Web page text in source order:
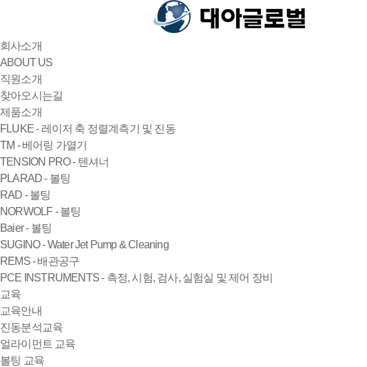
회사소개
ABOUT US
직원소개
찾아오시는길
제품소개
FLUKE - 레이저 축 정렬계측기 및 진동
TM - 베어링 가열기
TENSION PRO - 텐셔너
PLARAD - 볼팅
RAD - 볼팅
NORWOLF - 볼팅
Baier - 볼팅
SUGINO - Water Jet Pump & Cleaning
REMS - 배관공구
PCE INSTRUMENTS - 측정, 시험, 검사, 실험실 및 제어 장비
교육
교육안내
진동분석교육
얼라이먼트 교육
볼팅 교육